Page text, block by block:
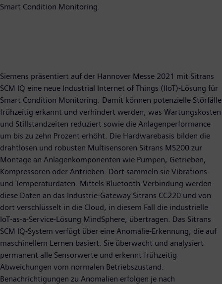
Smart Condition Monitoring.
Siemens präsentiert auf der Hannover Messe 2021 mit Sitrans
SCM IQ eine neue Industrial Internet of Things (IIoT)-Lösung für
Smart Condition Monitoring. Damit können potenzielle Störfälle
frühzeitig erkannt und verhindert werden, was Wartungskosten
und Stillstandzeiten reduziert sowie die Anlagenperformance
um bis zu zehn Prozent erhöht. Die Hardwarebasis bilden die
drahtlosen und robusten Multisensoren Sitrans MS200 zur
Montage an Anlagenkomponenten wie Pumpen, Getrieben,
Kompressoren oder Antrieben. Dort sammeln sie Vibrations-
und Temperaturdaten. Mittels Bluetooth-Verbindung werden
diese Daten an das Industrie-Gateway Sitrans CC220 und von
dort verschlüsselt in die Cloud, in diesem Fall die industrielle
IoT-as-a-Service-Lösung MindSphere, übertragen. Das Sitrans
SCM IQ-System verfügt über eine Anomalie-Erkennung, die auf
maschinellem Lernen basiert. Sie überwacht und analysiert
permanent alle Sensorwerte und erkennt frühzeitig
Abweichungen vom normalen Betriebszustand.
Benachrichtigungen zu Anomalien erfolgen je nach